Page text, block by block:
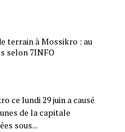
terrain à Mossikro : au
selon 7INFO
ce lundi 29 juin a causé
de la capitale
sous...